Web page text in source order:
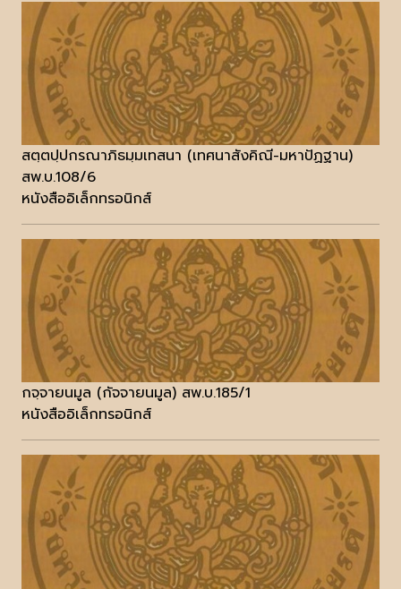
สตฺตปฺปกรณาภิธมฺมเทสนา (เทศนาสังคิณี-มหาปัฏฐาน)
สพ.บ.108/6
หนังสืออิเล็กทรอนิกส์
กจฺจายนมูล (กัจจายนมูล) สพ.บ.185/1
หนังสืออิเล็กทรอนิกส์